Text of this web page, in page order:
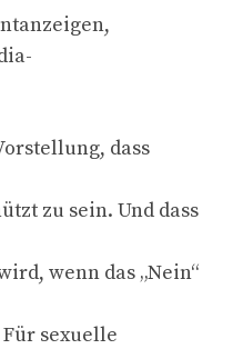
dass
zu sein. Und dass
wenn das „Nein“
sexuelle